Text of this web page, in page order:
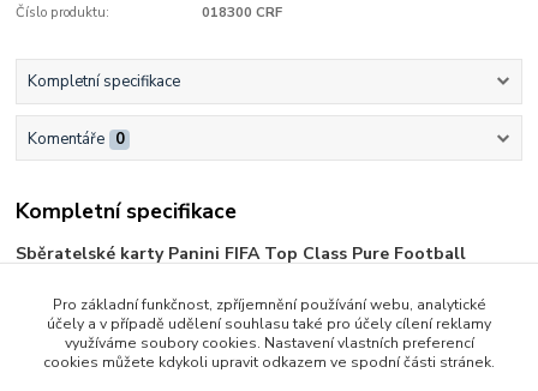
Číslo produktu: 018300 CRF
Kompletní specifikace
Komentáře 0
Kompletní specifikace
Sběratelské karty Panini FIFA Top Class Pure Football
Oficiální vydání FIFA obsahuje karty hráčů šesti nejlepších klubů a
šesti nejlepších národních týmů.
Pro základní funkčnost, zpříjemnění používání webu, analytické
účely a v případě udělení souhlasu také pro účely cílení reklamy
využíváme soubory cookies. Nastavení vlastních preferencí
cookies můžete kdykoli upravit odkazem ve spodní části stránek.